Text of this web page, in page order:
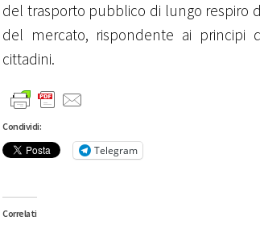
del trasporto pubblico di lungo respiro
del mercato, rispondente ai principi
cittadini.
Condividi:
Telegram
Correlati